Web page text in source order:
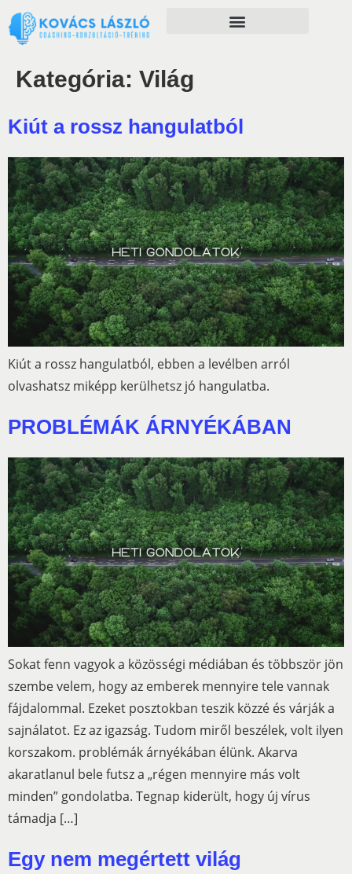
Kategória: Világ
Kiút a rossz hangulatból
Kiút a rossz hangulatból, ebben a levélben arról
olvashatsz miképp kerülhetsz jó hangulatba.
PROBLÉMÁK ÁRNYÉKÁBAN
Sokat fenn vagyok a közösségi médiában és többször jön
szembe velem, hogy az emberek mennyire tele vannak
fájdalommal. Ezeket posztokban teszik közzé és várják a
sajnálatot. Ez az igazság. Tudom miről beszélek, volt ilyen
korszakom. problémák árnyékában élünk. Akarva
akaratlanul bele futsz a „régen mennyire más volt
minden” gondolatba. Tegnap kiderült, hogy új vírus
támadja […]
Egy nem megértett világ